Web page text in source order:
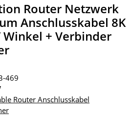
Router Netzwerk
Anschlusskabel 8K
Winkel + Verbinder
469
Router Anschlusskabel